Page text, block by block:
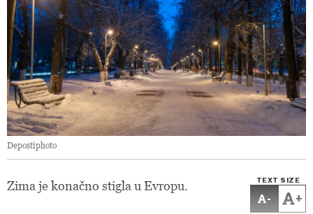
Depostiphoto
TEXT SIZE
- +
Zima je konačno stigla u Evropu.